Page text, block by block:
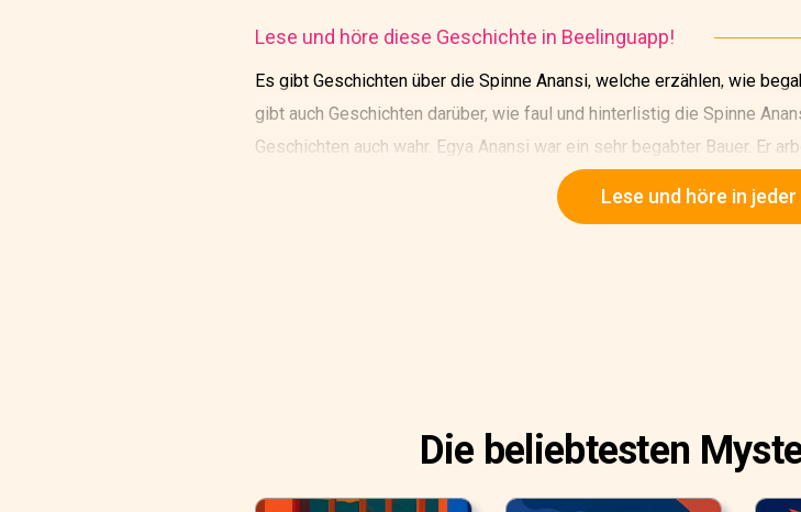
Lese und höre diese Geschichte in Beelinguapp!
Es gibt Geschichten über die Spinne Anansi, welche erzählen, wie
gibt auch Geschichten darüber, wie faul und hinterlistig die Spinne
Geschichten auch wahr. Egya Anansi war ein sehr begabter Bauer. Er
Frau und seinem Sohn, um das Land zu roden und in Farmland
Landstücke zu bewirtschaften. Aber das war das größte Stück Land,
Lese und höre in
Die beliebtesten